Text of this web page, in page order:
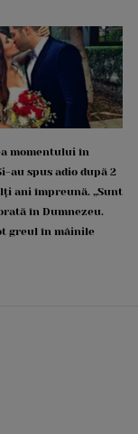
momentului în
au spus adio după 2
ani împreună. „Sunt
în Dumnezeu.
greul în mâinile